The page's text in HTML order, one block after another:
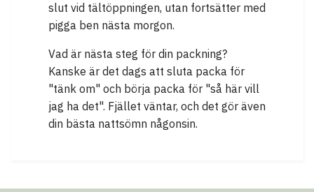
slut vid tältöppningen, utan fortsätter med
pigga ben nästa morgon.
Vad är nästa steg för din packning?
Kanske är det dags att sluta packa för
"tänk om" och börja packa för "så här vill
jag ha det". Fjället väntar, och det gör även
din bästa nattsömn någonsin.